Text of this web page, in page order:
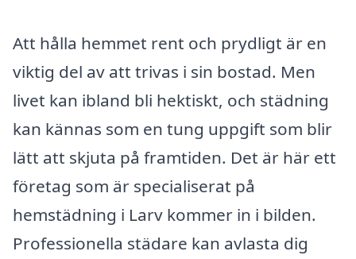
Att hålla hemmet rent och prydligt är en
viktig del av att trivas i sin bostad. Men
livet kan ibland bli hektiskt, och städning
kan kännas som en tung uppgift som blir
lätt att skjuta på framtiden. Det är här ett
företag som är specialiserat på
hemstädning i Larv kommer in i bilden.
Professionella städare kan avlasta dig